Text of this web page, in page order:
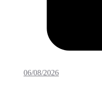
06/08/2026